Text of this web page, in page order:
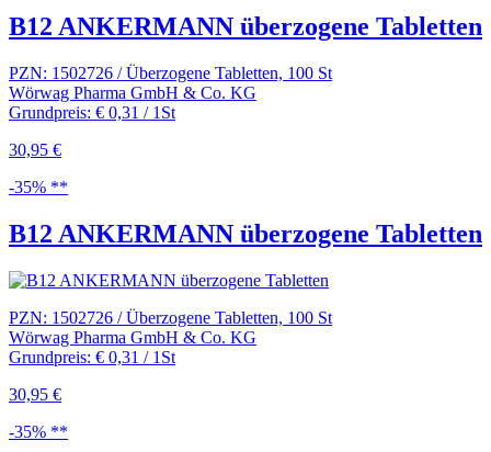
B12 ANKERMANN überzogene Tabletten
PZN: 1502726 / Überzogene Tabletten, 100 St
Wörwag Pharma GmbH & Co. KG
Grundpreis: € 0,31 / 1St
30,95 €
-35% **
B12 ANKERMANN überzogene Tabletten
PZN: 1502726 / Überzogene Tabletten, 100 St
Wörwag Pharma GmbH & Co. KG
Grundpreis: € 0,31 / 1St
30,95 €
-35% **